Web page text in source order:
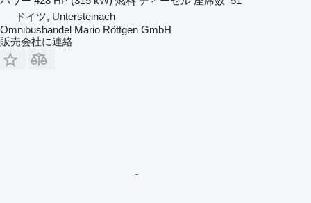
ドイツ, Untersteinach
Omnibushandel Mario Röttgen GmbH
販売会社に連絡